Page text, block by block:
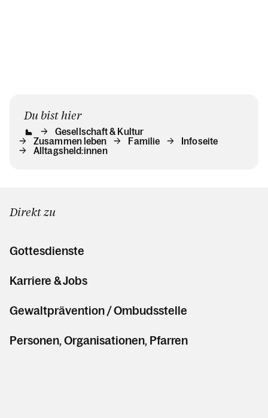
Du bist hier
Gesellschaft & Kultur
Zusammen leben
Familie
Infoseite
Alltagsheld:innen
Direkt zu
Gottesdienste
Karriere & Jobs
Gewaltprävention / Ombudsstelle
Personen, Organisationen, Pfarren